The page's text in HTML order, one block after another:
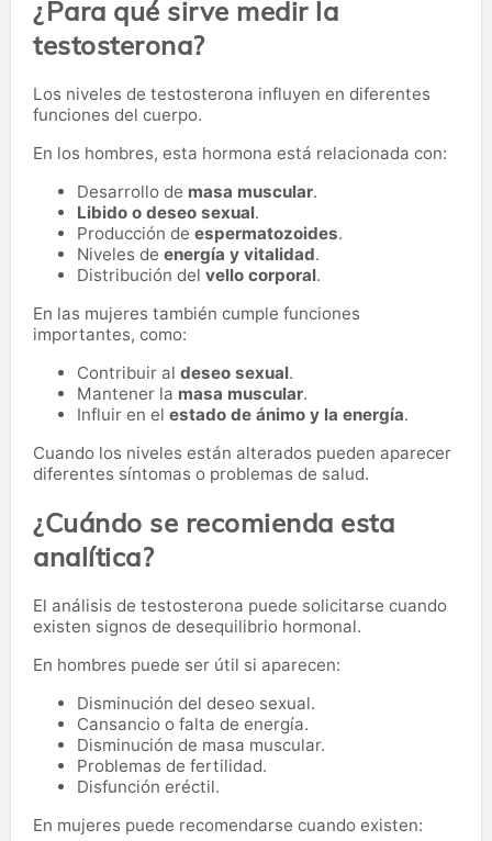
¿Para qué sirve medir la
testosterona?
Los niveles de testosterona influyen en diferentes
funciones del cuerpo.
En los hombres, esta hormona está relacionada con:
Desarrollo de masa muscular.
Libido o deseo sexual.
Producción de espermatozoides.
Niveles de energía y vitalidad.
Distribución del vello corporal.
En las mujeres también cumple funciones
importantes, como:
Contribuir al deseo sexual.
Mantener la masa muscular.
Influir en el estado de ánimo y la energía.
Cuando los niveles están alterados pueden aparecer
diferentes síntomas o problemas de salud.
¿Cuándo se recomienda esta
analítica?
El análisis de testosterona puede solicitarse cuando
existen signos de desequilibrio hormonal.
En hombres puede ser útil si aparecen:
Disminución del deseo sexual.
Cansancio o falta de energía.
Disminución de masa muscular.
Problemas de fertilidad.
Disfunción eréctil.
En mujeres puede recomendarse cuando existen: